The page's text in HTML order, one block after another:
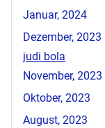
Januar, 2024
Dezember, 2023
judi bola
November, 2023
Oktober, 2023
August, 2023